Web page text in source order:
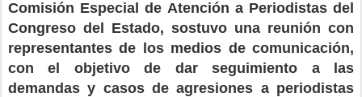
Comisión Especial de Atención a Periodistas del
Congreso del Estado, sostuvo una reunión con
representantes de los medios de comunicación,
con el objetivo de dar seguimiento a las
demandas y casos de agresiones a periodistas